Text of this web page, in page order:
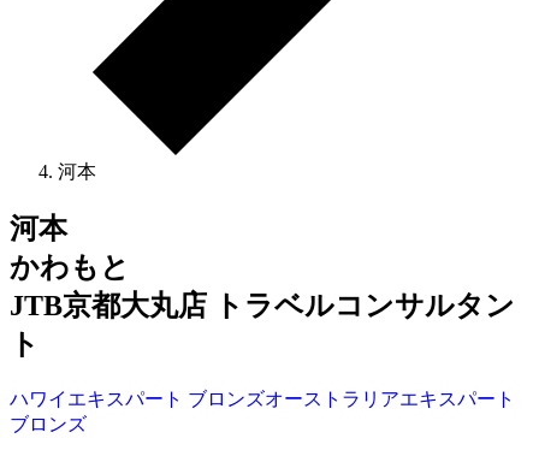
河本
河本
かわもと
JTB京都大丸店 トラベルコンサルタン
ト
ハワイ エキスパート ブロンズオーストラリアエキスパート
ブロンズ